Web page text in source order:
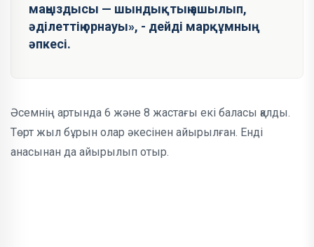
маңыздысы — шындықтың ашылып,
әділеттің орнауы», - дейді марқұмның
әпкесі.
Әсемнің артында 6 және 8 жастағы екі баласы қалды.
Төрт жыл бұрын олар әкесінен айырылған. Енді
анасынан да айырылып отыр.